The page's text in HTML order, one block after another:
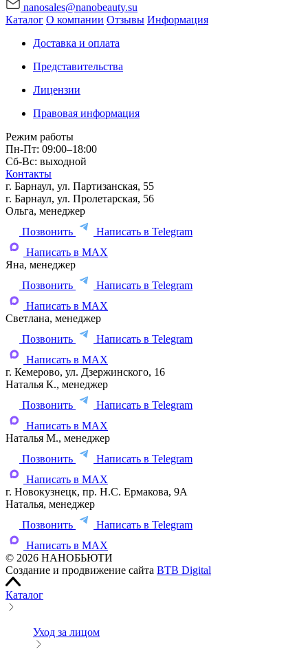
nanosales@nanobeauty.su
Каталог О компании Отзывы Информация
Доставка и оплата
Представительства
Лицензии
Правовая информация
Режим работы
Пн-Пт: 09:00–18:00
Сб-Вс: выходной
Контакты
г. Барнаул, ул. Партизанская, 55
г. Барнаул, ул. Пролетарская, 56
Ольга, менеджер
Позвонить
Написать в Telegram
Написать в MAX
Яна, менеджер
Позвонить
Написать в Telegram
Написать в MAX
Светлана, менеджер
Позвонить
Написать в Telegram
Написать в MAX
г. Кемерово, ул. Дзержинского, 16
Наталья К., менеджер
Позвонить
Написать в Telegram
Написать в MAX
Наталья М., менеджер
Позвонить
Написать в Telegram
Написать в MAX
г. Новокузнецк, пр. Н.С. Ермакова, 9А
Наталья, менеджер
Позвонить
Написать в Telegram
Написать в MAX
© 2026 НАНОБЬЮТИ
Создание и продвижение сайта BTB Digital
Каталог
Уход за лицом